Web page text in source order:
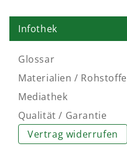
Infothek
Glossar
Materialien / Rohstoffe
Mediathek
Qualität / Garantie
Vertrag widerrufen